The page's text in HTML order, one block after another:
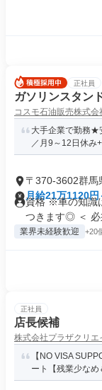
正社員
ガソリンスタン
コスモ石油販売株式会
大手企業で勤務★
／月9～12日休み
〒370-3602群馬
月給21万1120円
資格 ※車の知識
つきます◎ ＜ 必
業界未経験歓迎 +20
正社員
店長候補
株式会社プラザクリエ
【NO VISA
ート【残業少なめ